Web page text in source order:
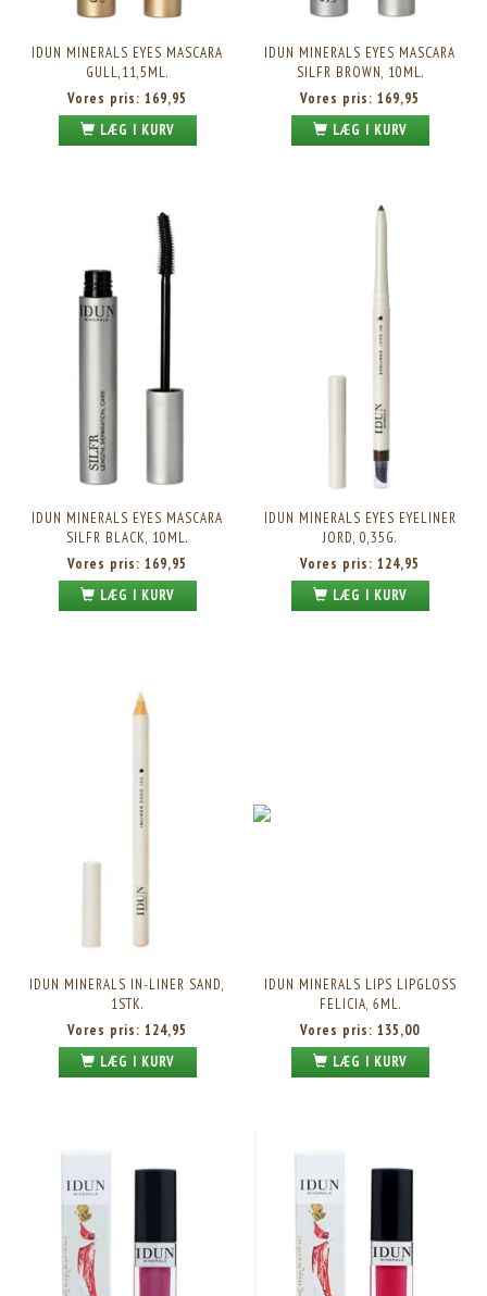
IDUN MINERALS EYES MASCARA
GULL,11,5ML.
Vores pris: 169,95
LÆG I KURV
IDUN MINERALS EYES MASCARA
SILFR BROWN, 10ML.
Vores pris: 169,95
LÆG I KURV
IDUN MINERALS EYES MASCARA
SILFR BLACK, 10ML.
Vores pris: 169,95
LÆG I KURV
IDUN MINERALS EYES EYELINER
JORD, 0,35G.
Vores pris: 124,95
LÆG I KURV
IDUN MINERALS IN-LINER SAND,
1STK.
Vores pris: 124,95
LÆG I KURV
IDUN MINERALS LIPS LIPGLOSS
FELICIA, 6ML.
Vores pris: 135,00
LÆG I KURV